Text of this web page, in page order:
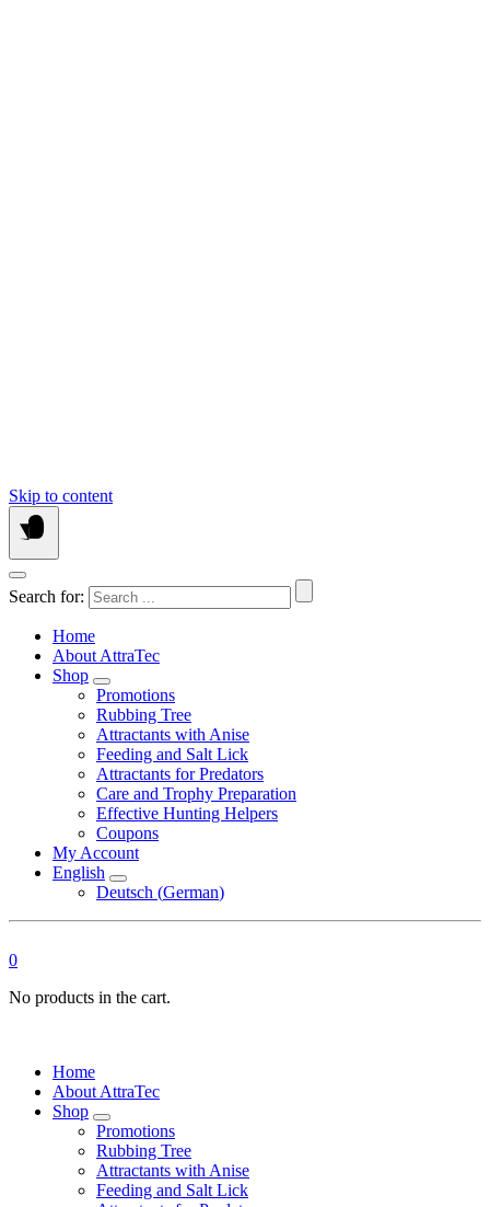
Skip to content
Search for:
Home
About AttraTec
Shop
Promotions
Rubbing Tree
Attractants with Anise
Feeding and Salt Lick
Attractants for Predators
Care and Trophy Preparation
Effective Hunting Helpers
Coupons
My Account
English
Deutsch (German)
0
No products in the cart.
Home
About AttraTec
Shop
Promotions
Rubbing Tree
Attractants with Anise
Feeding and Salt Lick